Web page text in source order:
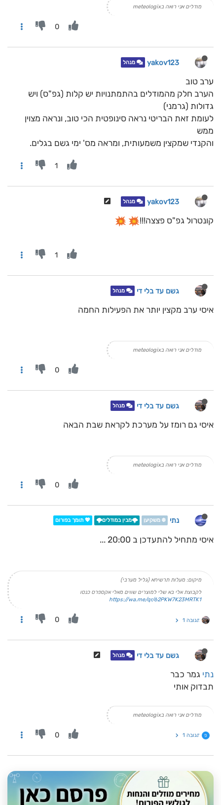
מודלים אני רואה בmeteologix
0
yakov123 מנהל
ערב טוב
הערב חלק מהמודלים בהתמתנויות יש קלות (גפ"ס) ויש
גדולות (גרמני)
לעומת זאת הבריטי נראה סינופטית הכי טוב, ונראה מצוין
ממש
והקנדי שמקצין משמעותית, ומראה מס' ימי גשם בגלים.
1
yakov123 מנהל
קונטרול גפ"ס פצצה!!!
1
גשם עד בלי די מנהל
איסי ערב מקצין יותר את הפעילות החמה
מודלים אני רואה בmeteologix
0
גשם עד בלי די מנהל
איסי גם רומז על מערכת לקראת שבת הבאה
מודלים אני רואה בmeteologix
0
נתי ❄️ משקיען 🌩️מבין במודלים🌩️ 💖 תומך בפורום
איסי מתחיל להתעדכן ב 20:00 ...
מיקום: מעלות תרשיחא (גליל מערבי)
לקבוצת אלי בא שלי למוצרים שווים מאלי אקספרס כנסו
https://wa.me/qr/62PKW7K23MRTK1
תגובה 1 0
גשם עד בלי די מנהל
נתי גמר כבר
תבדוק אותי
מודלים אני רואה בmeteologix
פ תגובה 1 0